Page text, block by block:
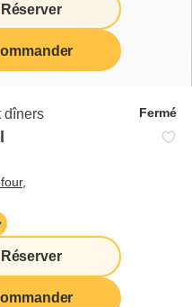
Réserver
dîners Fermé
Réserver
Cora
a du goût
utilisée en restaurant
au chezcora.com.
Plus besoin de